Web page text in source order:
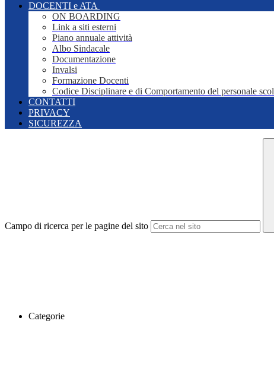
DOCENTI e ATA
ON BOARDING
Link a siti esterni
Piano annuale attività
Albo Sindacale
Documentazione
Invalsi
Formazione Docenti
Codice Disciplinare e di Comportamento del personale
CONTATTI
PRIVACY
SICUREZZA
Campo di ricerca per le pagine del sito
Categorie